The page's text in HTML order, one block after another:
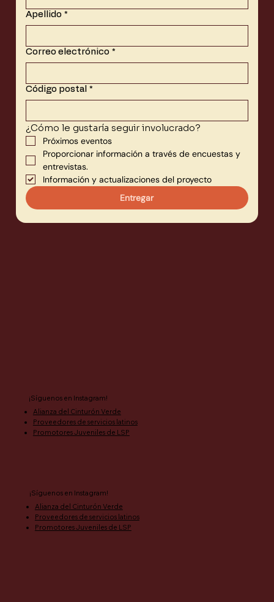
¡Síguenos en Instagram!
Alianza del Cinturón Verde
Proveedores de servicios latinos
Promotores Juveniles de LSP
¡Síguenos en Instagram!
Alianza del Cinturón Verde
Proveedores de servicios latinos
Promotores Juveniles de LSP
Apellido *
Correo electrónico *
Código postal *
¿Cómo le gustaría seguir involucrado?
Próximos eventos
Proporcionar información a través de encuestas y
entrevistas.
Información y actualizaciones del proyecto
Entregar